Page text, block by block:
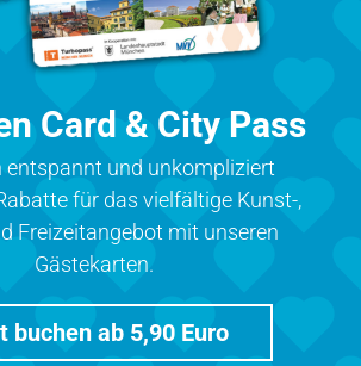
Card & City Pass
entspannt und unkompliziert
für das vielfältige Kunst-,
Freizeitangebot mit unseren
Gästekarten.
buchen ab 5,90 Euro